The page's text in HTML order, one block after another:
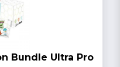
Bundle Ultra Pro